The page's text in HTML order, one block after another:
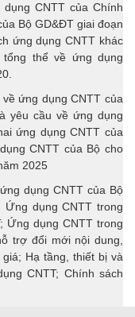
CNTT của Chính
Bộ GD&ĐT giai đoạn
ứng dụng CNTT khác
thể về ứng dụng
ứng dụng CNTT của
yêu cầu về ứng dụng
ứng dụng CNTT của
CNTT của Bộ cho
2025
dụng CNTT của Bộ
dụng CNTT trong
Ứng dụng CNTT trong
trợ đổi mới nội dung,
Hạ tầng, thiết bị và
CNTT; Chính sách